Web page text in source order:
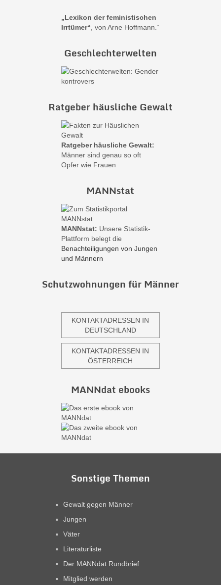
„Lexikon der feministischen
Irrtümer“ , von Arne Hoffmann.“
Geschlechterwelten
Ratgeber häusliche Gewalt
Ratgeber häusliche Gewalt:
Männer sind genau so oft
Opfer wie Frauen
MANNstat
MANNstat: Unsere Statistik-
Plattform belegt die
Benachteiligungen von Jungen
und Männern
Schutzwohnungen für Männer
KONTAKTADRESSEN IN
DEUTSCHLAND
KONTAKTADRESSEN IN
ÖSTERREICH
MANNdat ebooks
Sonstige Themen
Gewalt gegen Männer
Jungen
Väter
Literaturliste
Der MANNdat Rundbrief
Mitglied werden